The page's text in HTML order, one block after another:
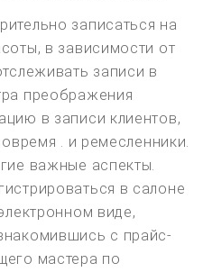
записаться на
в зависимости от
записи в
преображения
в записи клиентов,
. и ремесленники.
важные аспекты.
в салоне
виде,
с прайс-
мастера по